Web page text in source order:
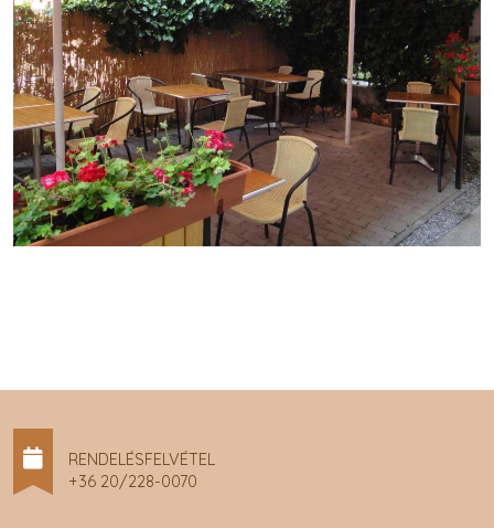
RENDELÉSFELVÉTEL
+36 20/228-0070